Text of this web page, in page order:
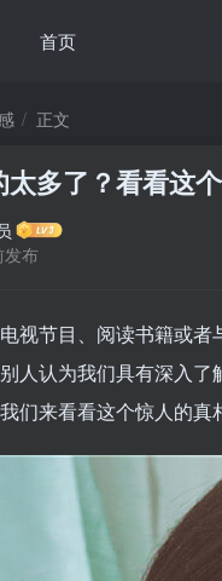
首页
正文
太多了？看看这
发布
视节目、阅读书籍或者
人认为我们具有深入
们来看看这个惊人的真